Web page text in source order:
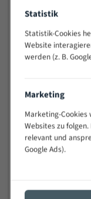
wechselnde
Sehr geringe
Positiver
Bandkörper
Statistik
Statistik-Cookies
Website
werden (z. B.
Marketing
Marketing-
Websites zu
relevant und
Google Ads).